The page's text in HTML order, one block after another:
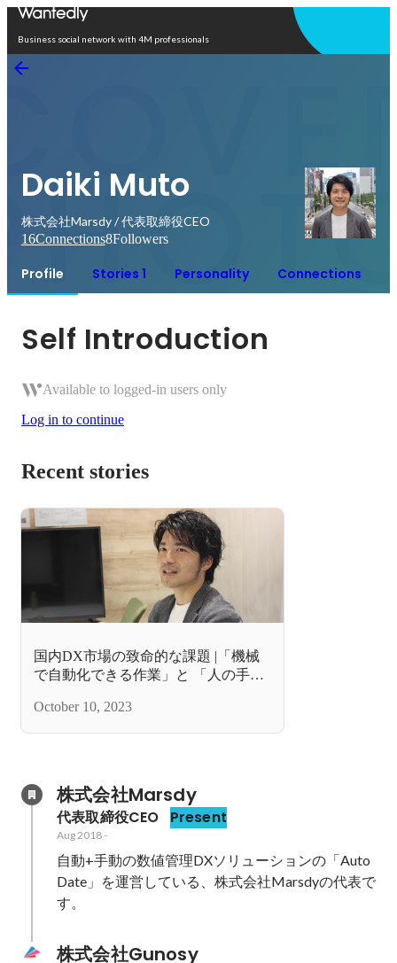
Business social network with 4M professionals
Daiki Muto
株式会社Marsdy / 代表取締役CEO
16Connections8Followers
Profile Stories 1 Personality Connections
Self Introduction
Available to logged-in users only
Log in to continue
Recent stories
国内DX市場の致命的な課題 |「機械
で自動化できる作業」と 「人の手が
で解決
October 10, 2023
株式会社Marsdy
代表取締役CEO Present
Aug 2018-
自動+手動の数値管理DXソリューションの「Auto
Date」を運営している、株式会社Marsdyの代表で
す。
株式会社Gunosy